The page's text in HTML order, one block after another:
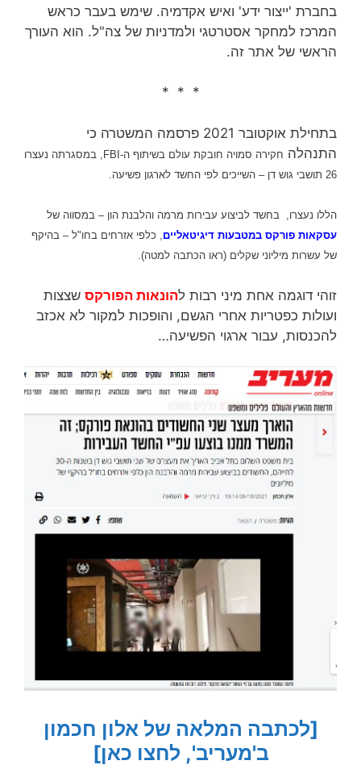
בחברת 'ייצור ידע' ואיש אקדמיה. שימש בעבר כראש
המרכז למחקר אסטרטגי ולמדניות של צה"ל. הוא העורך
הראשי של אתר זה.
* * *
בתחילת אוקטובר 2021 פרסמה המשטרה כי
התנהלה חקירה סמויה חובקת עולם
בשיתוף ה-FBI, במסגרתה נעצרו
26 תושבי גוש דן – השייכים לפי החשד לארגון פשיעה.
הללו נעצרו, בחשד לביצוע עבירות מרמה והלבנת הון – במסווה של
עסקאות פורקס במטבעות דיגיטאליים, כלפי אזרחים בחו"ל – בהיקף
של עשרות מיליוני שקלים (ראו הכתבה למטה).
זוהי דוגמה אחת מיני רבות להונאות הפורקס שצצות
ועולות כפטריות אחרי הגשם, והופכות למקור לא אכזב
להכנסות, עבור ארגוי הפשיעה…
[לכתבה המלאה של אלון חכמון
ב'מעריב', לחצו כאן]